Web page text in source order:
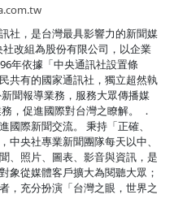
社，是台灣最具影響力的新聞媒
改組為股份有限公司，以企業
年依據「中央通訊社設置條
共有的國家通訊社，獨立超然執
聞報導業務，服務大眾傳播媒
，促進國際對台灣之瞭解。 ．
國際新聞交流。 秉持「正確、
中央社專業新聞團隊每天以中、
、照片、圖表、影音與資訊，是
象從媒體客戶擴大為閱聽大眾；
，充分扮演「台灣之眼，世界之